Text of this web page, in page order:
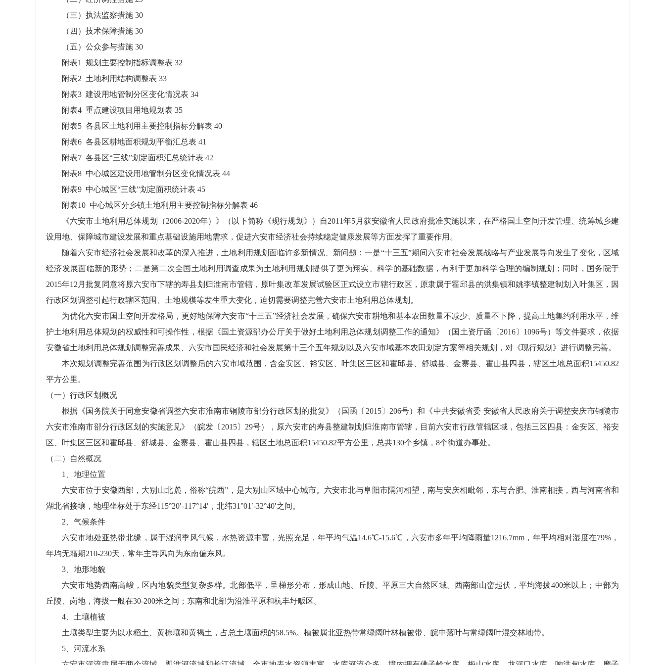
（三）执法监察措施 30
（四）技术保障措施 30
（五）公众参与措施 30
附表1 规划主要控制指标调整表 32
附表2 土地利用结构调整表 33
附表3 建设用地管制分区变化情况表 34
附表4 重点建设项目用地规划表 35
附表5 各县区土地利用主要控制指标分解表 40
附表6 各县区耕地面积规划平衡汇总表 41
附表7 各县区“三线”划定面积汇总统计表 42
附表8 中心城区建设用地管制分区变化情况表 44
附表9 中心城区“三线”划定面积统计表 45
附表10 中心城区分乡镇土地利用主要控制指标分解表 46
《六安市土地利用总体规划（2006-2020年）》（以下简称《现行规划》）自2011年5月获安徽省人民政府批准实施以来，在严格国土空间开发管理、统筹城乡建
设用地、保障城市建设发展和重点基础设施用地需求，促进六安市经济社会持续稳定健康发展等方面发挥了重要作用。
随着六安市经济社会发展和改革的深入推进，土地利用规划面临许多新情况、新问题：一是“十三五”期间六安市社会发展战略与产业发展导向发生了变化，区域
经济发展面临新的形势；二是第二次全国土地利用调查成果为土地利用规划提供了更为翔实、科学的基础数据，有利于更加科学合理的编制规划；同时，国务院于
2015年12月批复同意将原六安市下辖的寿县划归淮南市管辖，原叶集改革发展试验区正式设立市辖行政区，原隶属于霍邱县的洪集镇和姚李镇整建制划入叶集区，因
行政区划调整引起行政辖区范围、土地规模等发生重大变化，迫切需要调整完善六安市土地利用总体规划。
为优化六安市国土空间开发格局，更好地保障六安市“十三五”经济社会发展，确保六安市耕地和基本农田数量不减少、质量不下降，提高土地集约利用水平，维
护土地利用总体规划的权威性和可操作性，根据《国土资源部办公厅关于做好土地利用总体规划调整工作的通知》（国土资厅函〔2016〕1096号）等文件要求，依据
安徽省土地利用总体规划调整完善成果、六安市国民经济和社会发展第十三个五年规划以及六安市域基本农田划定方案等相关规划，对《现行规划》进行调整完善。
本次规划调整完善范围为行政区划调整后的六安市域范围，含金安区、裕安区、叶集区三区和霍邱县、舒城县、金寨县、霍山县四县，辖区土地总面积15450.82
平方公里。
（一）行政区划概况
根据《国务院关于同意安徽省调整六安市淮南市铜陵市部分行政区划的批复》（国函〔2015〕206号）和《中共安徽省委 安徽省人民政府关于调整安庆市铜陵市
六安市淮南市部分行政区划的实施意见》（皖发〔2015〕29号），原六安市的寿县整建制划归淮南市管辖，目前六安市行政管辖区域，包括三区四县：金安区、裕安
区、叶集区三区和霍邱县、舒城县、金寨县、霍山县四县，辖区土地总面积15450.82平方公里，总共130个乡镇，8个街道办事处。
（二）自然概况
1、地理位置
六安市位于安徽西部，大别山北麓，俗称“皖西”，是大别山区域中心城市。六安市北与阜阳市隔河相望，南与安庆相毗邻，东与合肥、淮南相接，西与河南省和
湖北省接壤，地理坐标处于东经115°20′-117°14′，北纬31°01′-32°40′之间。
2、气候条件
六安市地处亚热带北缘，属于湿润季风气候，水热资源丰富，光照充足，年平均气温14.6℃-15.6℃，六安市多年平均降雨量1216.7mm，年平均相对湿度在79%，
年均无霜期210-230天，常年主导风向为东南偏东风。
3、地形地貌
六安市地势西南高峻，区内地貌类型复杂多样。北部低平，呈梯形分布，形成山地、丘陵、平原三大自然区域。西南部山峦起伏，平均海拔400米以上；中部为
丘陵、岗地，海拔一般在30-200米之间；东南和北部为沿淮平原和杭丰圩畈区。
4、土壤植被
土壤类型主要为以水稻土、黄棕壤和黄褐土，占总土壤面积的58.5%。植被属北亚热带常绿阔叶林植被带、皖中落叶与常绿阔叶混交林地带。
5、河流水系